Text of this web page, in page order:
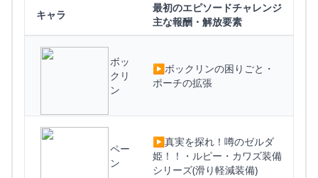
キャラ
最初のエピソードチャレンジ
主な報酬・解放要素
ボッ
クリ
ン
▶︎ボックリンの困りごと・
ポーチの拡張
ペー
ン
▶︎真実を探れ！噂のゼルダ
姫！！・ルピー・カワズ装備
シリーズ(滑り軽減装備)